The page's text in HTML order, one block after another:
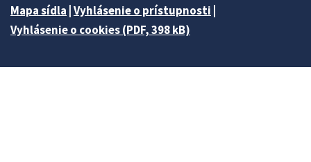
Mapa sídla Vyhlásenie o prístupnosti
Vyhlásenie o cookies (PDF, 398 kB)